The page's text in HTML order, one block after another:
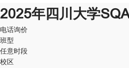
2025年四川大学
电话询价
班型
任意时段
校区